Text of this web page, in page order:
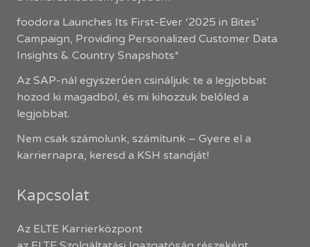
foodora Launches Its First-Ever ‘2025 in Bites’
Campaign, Providing Personalized Customer Data
Insights & Country Snapshots*
Az SAP-nál egyszerűen csináljuk: te a legjobbat
hozod ki magadból, és mi kihozzuk belőled a
legjobbat.
Nem csak számolunk, számítunk – Gyere el a
karriernapra, keresd a KSH standját!
Kapcsolat
Az ELTE Karrierközpont